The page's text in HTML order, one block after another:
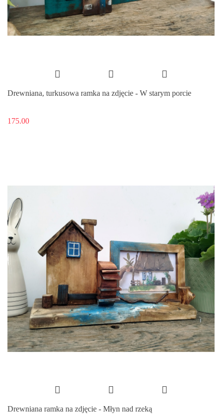
Drewniana, turkusowa ramka na zdjęcie - W starym porcie
175.00
Drewniana ramka na zdjęcie - Młyn nad rzeką